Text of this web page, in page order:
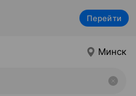
Перейти
Минск